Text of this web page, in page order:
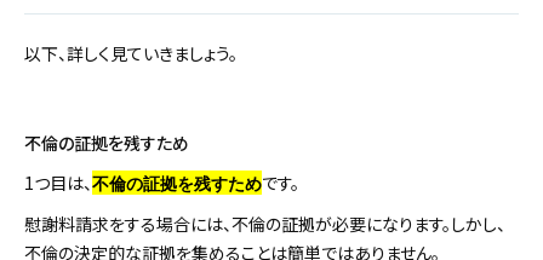
以下、詳しく見ていきましょう。
不倫の証拠を残すため
1つ目は、不倫の証拠を残すためです。
慰謝料請求をする場合には、不倫の証拠が必要になります。しかし、
不倫の決定的な証拠を集めることは簡単ではありません。